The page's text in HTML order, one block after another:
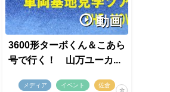
動画
3600形ターボくん＆こあら
号で行く！ 山万ユーカ...
メディア イベント 佐倉